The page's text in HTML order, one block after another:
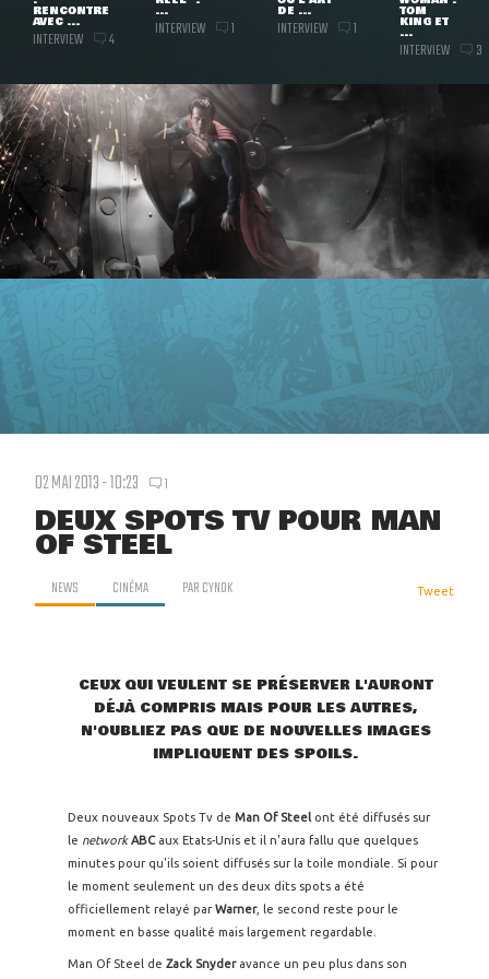
RENCONTRE
AVEC ...
INTERVIEW 4
...
INTERVIEW 1
DE ...
INTERVIEW 1
TOM
KING ET
...
INTERVIEW 3
02 MAI 2013 - 10:23 1
DEUX SPOTS TV POUR MAN
OF STEEL
NEWS CINÉMA PARCYNOK Tweet
CEUX QUI VEULENT SE PRÉSERVER L'AURONT
DÉJÀ COMPRIS MAIS POUR LES AUTRES,
N'OUBLIEZ PAS QUE DE NOUVELLES IMAGES
IMPLIQUENT DES SPOILS.
Deux nouveaux Spots Tv de Man Of Steel ont été diffusés sur
le network ABC aux Etats-Unis et il n'aura fallu que quelques
minutes pour qu'ils soient diffusés sur la toile mondiale. Si pour
le moment seulement un des deux dits spots a été
officiellement relayé parWarner, le second reste pour le
moment en basse qualité mais largement regardable.
Man Of Steel de Zack Snyderavance un peu plus dans son